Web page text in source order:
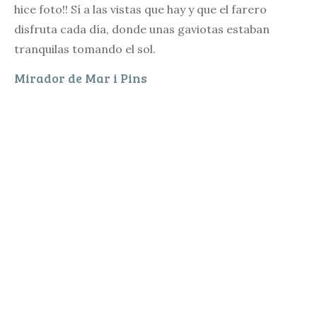
hice foto!! Sí a las vistas que hay y que el farero
disfruta cada día, donde unas gaviotas estaban
tranquilas tomando el sol.
Mirador de Mar i Pins